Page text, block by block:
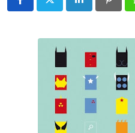
LinkedIn